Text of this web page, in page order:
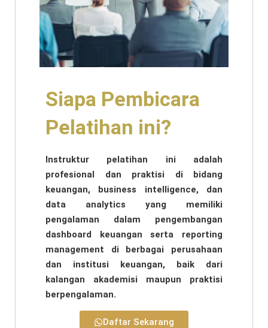
Siapa Pembicara
Pelatihan ini?
Instruktur pelatihan ini adalah
profesional dan praktisi di bidang
keuangan, business intelligence, dan
data analytics yang memiliki
pengalaman dalam pengembangan
dashboard keuangan serta reporting
management di berbagai perusahaan
dan institusi keuangan, baik dari
kalangan akademisi maupun praktisi
berpengalaman.
Daftar Sekarang